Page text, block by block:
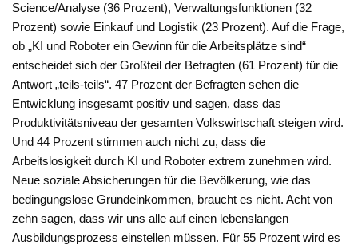
Science/Analyse (36 Prozent), Verwaltungsfunktionen (32
Prozent) sowie Einkauf und Logistik (23 Prozent). Auf die Frage,
ob „KI und Roboter ein Gewinn für die Arbeitsplätze sind“
entscheidet sich der Großteil der Befragten (61 Prozent) für die
Antwort „teils-teils“. 47 Prozent der Befragten sehen die
Entwicklung insgesamt positiv und sagen, dass das
Produktivitätsniveau der gesamten Volkswirtschaft steigen wird.
Und 44 Prozent stimmen auch nicht zu, dass die
Arbeitslosigkeit durch KI und Roboter extrem zunehmen wird.
Neue soziale Absicherungen für die Bevölkerung, wie das
bedingungslose Grundeinkommen, braucht es nicht. Acht von
zehn sagen, dass wir uns alle auf einen lebenslangen
Ausbildungsprozess einstellen müssen. Für 55 Prozent wird es